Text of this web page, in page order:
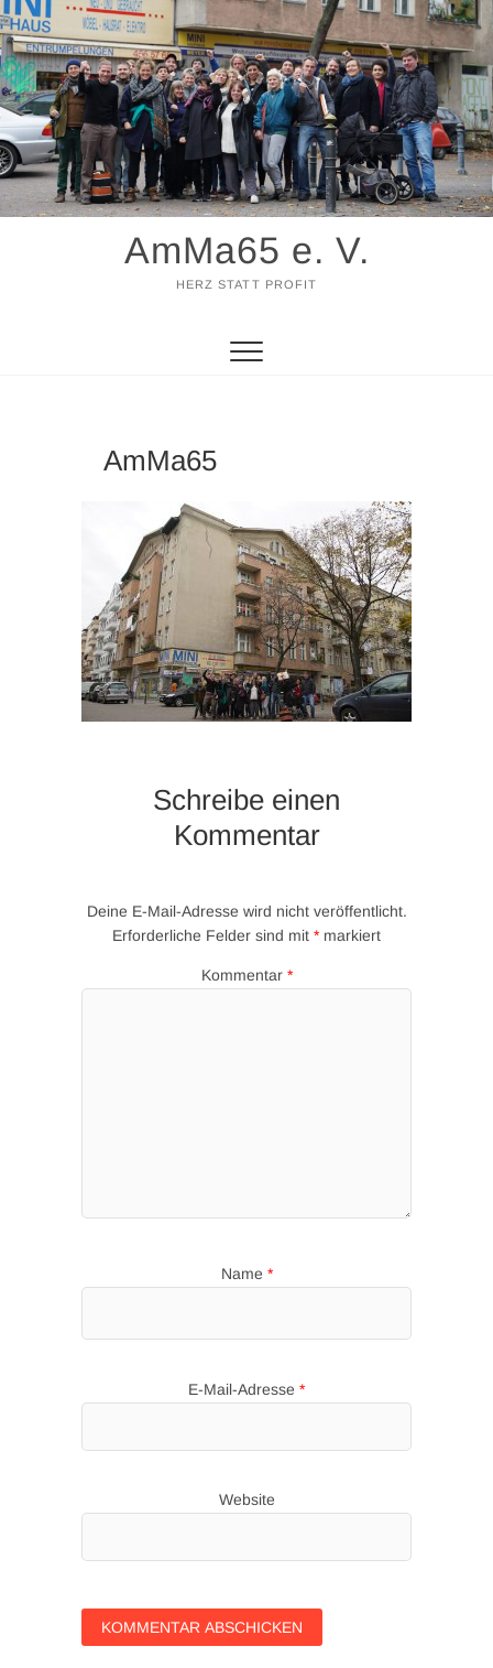
Zum
Inhalt
springen
AmMa65 e. V.
HERZ STATT PROFIT
AmMa65
Schreibe einen
Kommentar
Deine E-Mail-Adresse wird nicht veröffentlicht.
Erforderliche Felder sind mit * markiert
Kommentar *
Name *
E-Mail-Adresse *
Website